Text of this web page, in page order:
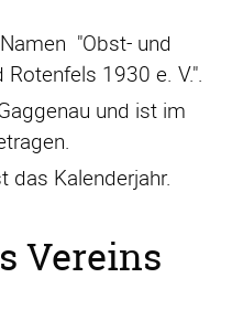
"Obst- und
1930 e. V.".
und ist im
das Kalenderjahr.
Vereins